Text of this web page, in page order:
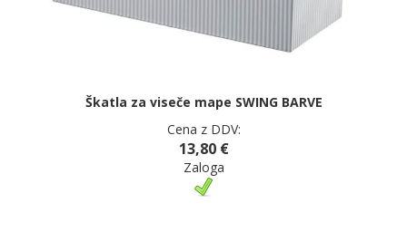
Škatla za viseče mape SWING BARVE
Cena z DDV:
13,80 €
Zaloga